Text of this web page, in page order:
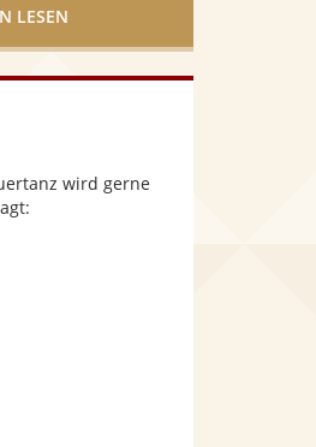
LESEN
wird gerne